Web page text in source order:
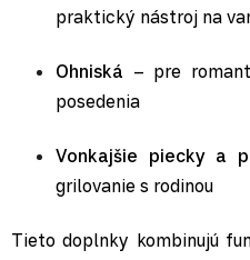
praktický nástroj na
Ohniská – pre
posedenia
Vonkajšie piecky a
grilovanie s rodinou
Tieto doplnky kombinujú